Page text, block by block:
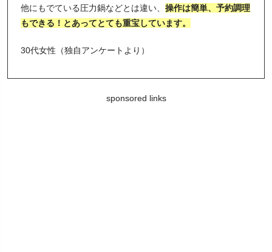
他にもでている圧力鍋などとは違い、 操作は簡単、予約調理
もできる！とあってとても重宝しています。
30代女性（独自アンケートより）
sponsored links